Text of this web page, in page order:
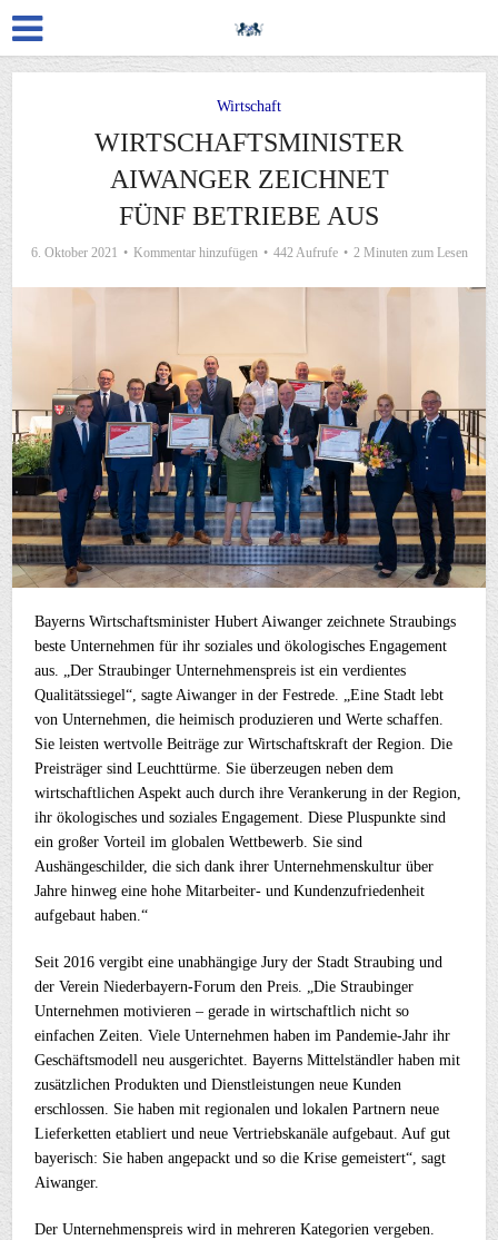
Wirtschaft
WIRTSCHAFTSMINISTER
AIWANGER ZEICHNET
FÜNF BETRIEBE AUS
6. Oktober 2021 Kommentar hinzufügen 442 Aufrufe 2 Minuten zum Lesen
Bayerns Wirtschaftsminister Hubert Aiwanger zeichnete Straubings
beste Unternehmen für ihr soziales und ökologisches Engagement
aus. „Der Straubinger Unternehmenspreis ist ein verdientes
Qualitätssiegel“, sagte Aiwanger in der Festrede. „Eine Stadt lebt
von Unternehmen, die heimisch produzieren und Werte schaffen.
Sie leisten wertvolle Beiträge zur Wirtschaftskraft der Region. Die
Preisträger sind Leuchttürme. Sie überzeugen neben dem
wirtschaftlichen Aspekt auch durch ihre Verankerung in der Region,
ihr ökologisches und soziales Engagement. Diese Pluspunkte sind
ein großer Vorteil im globalen Wettbewerb. Sie sind
Aushängeschilder, die sich dank ihrer Unternehmenskultur über
Jahre hinweg eine hohe Mitarbeiter- und Kundenzufriedenheit
aufgebaut haben.“
Seit 2016 vergibt eine unabhängige Jury der Stadt Straubing und
der Verein Niederbayern-Forum den Preis. „Die Straubinger
Unternehmen motivieren – gerade in wirtschaftlich nicht so
einfachen Zeiten. Viele Unternehmen haben im Pandemie-Jahr ihr
Geschäftsmodell neu ausgerichtet. Bayerns Mittelständler haben mit
zusätzlichen Produkten und Dienstleistungen neue Kunden
erschlossen. Sie haben mit regionalen und lokalen Partnern neue
Lieferketten etabliert und neue Vertriebskanäle aufgebaut. Auf gut
bayerisch: Sie haben angepackt und so die Krise gemeistert“, sagt
Aiwanger.
Der Unternehmenspreis wird in mehreren Kategorien vergeben.